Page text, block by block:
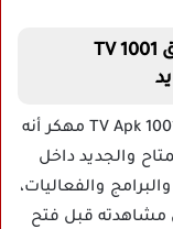
جدول العروض والفعاليات في تطبيق 1001 TV
من الخدمات المفيدة التي يقدمها تطبيق 1001 TV Apk مهكر أنه
والجديد داخل
والفعاليات،
مشاهدته قبل فتح